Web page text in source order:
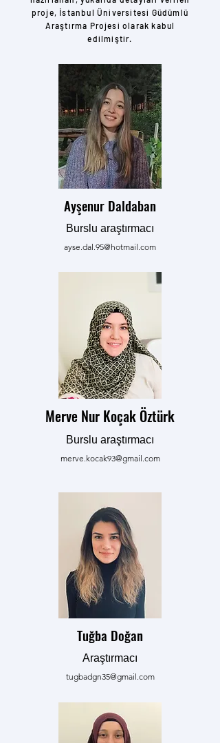
proje, İstanbul Üniversitesi Güdümlü
Araştırma Projesi olarak kabul
edilmiştir.
Ayşenur Daldaban
Burslu araştırmacı
ayse.dal.95@hotmail.com
Merve Nur Koçak Öztürk
Burslu araştırmacı
merve.kocak93@gmail.com
Tuğba Doğan
Araştırmacı
tugbadgn35@gmail.com